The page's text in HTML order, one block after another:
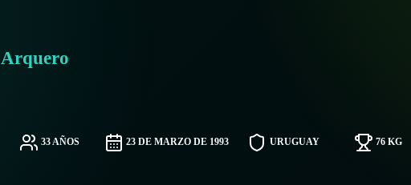
Arquero
33 AÑOS 23 DE MARZO DE 1993 URUGUAY 76 KG